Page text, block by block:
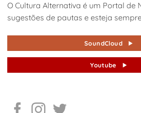
O Cultura Alternativa é um Portal de
sugestões de pautas e esteja
SoundCloud
Youtube